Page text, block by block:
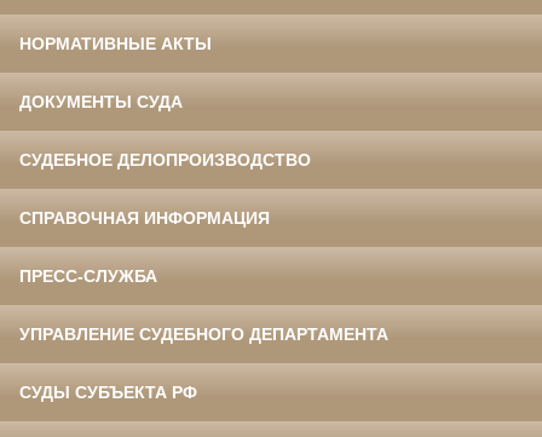
НОРМАТИВНЫЕ АКТЫ
ДОКУМЕНТЫ СУДА
СУДЕБНОЕ ДЕЛОПРОИЗВОДСТВО
СПРАВОЧНАЯ ИНФОРМАЦИЯ
ПРЕСС-СЛУЖБА
УПРАВЛЕНИЕ СУДЕБНОГО ДЕПАРТАМЕНТА
СУДЫ СУБЪЕКТА РФ